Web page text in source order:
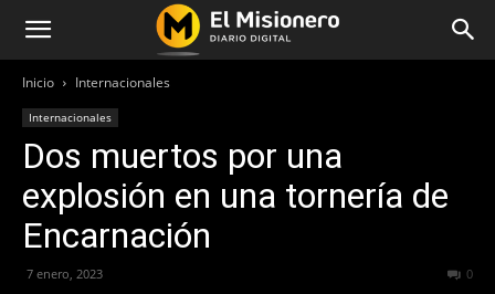
Inicio Internacionales
Internacionales
Dos muertos por una
explosión en una tornería de
Encarnación
7 enero, 2023 0